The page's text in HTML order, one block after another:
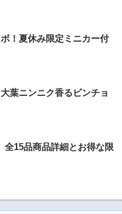
！夏休み限定ミニカー付
葉ニンニク香るビンチョ
全15品商品詳細とお得な限